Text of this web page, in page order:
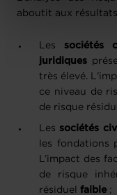
Charte d’usage
aboutit aux
Lessociétés
juridiques
très élevé.
ce niveau de
de risque
Lessociétés
les fondations
L’impact des
de risque
résiduel
faible ;